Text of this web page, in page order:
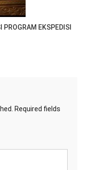
PROGRAM EKSPEDISI
Required fields